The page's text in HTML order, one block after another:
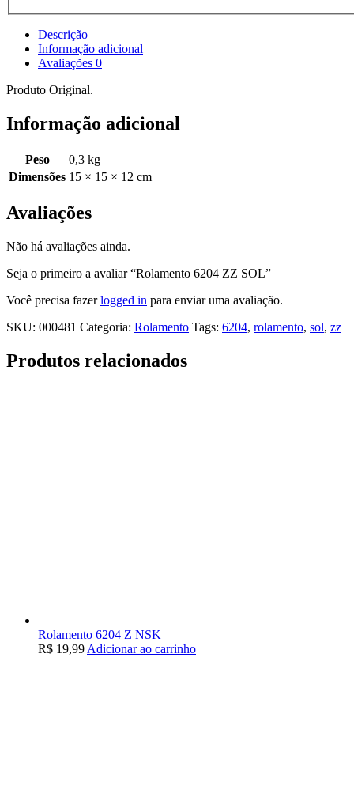
Descrição
Informação adicional
Avaliações 0
Produto Original.
Informação adicional
Peso
0,3 kg
Dimensões 15 × 15 × 12 cm
Avaliações
Não há avaliações ainda.
Seja o primeiro a avaliar “Rolamento 6204 ZZ SOL”
Você precisa fazerlogged in para enviar uma avaliação.
SKU: 000481 Categoria: Rolamento Tags: 6204, rolamento, sol, zz
Produtos relacionados
Rolamento 6204 Z NSK
R$ 19,99 Adicionar ao carrinho